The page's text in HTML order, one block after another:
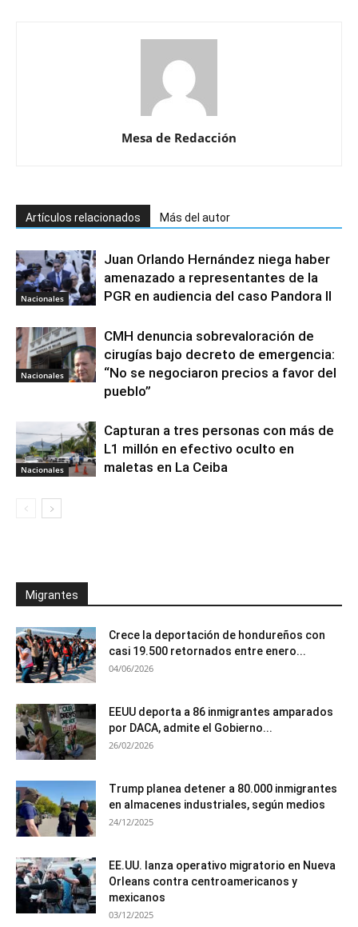
Mesa de Redacción
Artículos relacionados Más del autor
Nacionales
Juan Orlando Hernández niega haber
amenazado a representantes de la
PGR en audiencia del caso Pandora II
Nacionales
CMH denuncia sobrevaloración de
cirugías bajo decreto de emergencia:
“No se negociaron precios a favor del
pueblo”
Nacionales
Capturan a tres personas con más de
L1 millón en efectivo oculto en
maletas en La Ceiba
Migrantes
Crece la deportación de hondureños con
casi 19.500 retornados entre enero...
04/06/2026
EEUU deporta a 86 inmigrantes amparados
por DACA, admite el Gobierno...
26/02/2026
Trump planea detener a 80.000 inmigrantes
en almacenes industriales, según medios
24/12/2025
EE.UU. lanza operativo migratorio en Nueva
Orleans contra centroamericanos y
mexicanos
03/12/2025